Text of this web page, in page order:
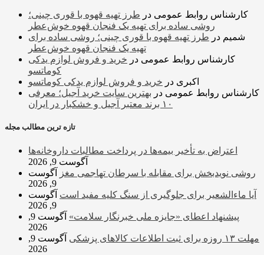
کارشناس روابط عمومی در طرز تهیه قهوه با قوری چینی؛
روشی ساده برای تهیه یک فنجان قهوه خوش‌عطر
شمیم در طرز تهیه قهوه با قوری چینی؛ روشی ساده برای
تهیه یک فنجان قهوه خوش‌عطر
کارشناس روابط عمومی در خرید و فروش لوازم یدکی
کوماتسو
اکبری در خرید و فروش لوازم یدکی کوماتسو
کارشناس روابط عمومی در بهترین سایت خرید آجیل؛ معرفی
۱۰ برند معتبر آجیل و خشکبار در ایران
تازه ترین مطالب مجله
اعتراض به تأخیر بیمه‌ها در پرداخت مطالبات داروخانه‌ها
آگوست 9, 2026
روشی نویدبخش برای مقابله با سرطان تهاجمی مغز
آگوست
9, 2026
آیا ماءالشعیر برای جلوگیری از سنگ کلیه مفید است آگوست
9, 2026
پیشنهاد اعطای «جایزه ملی خبرنگار سلامت»
آگوست 9,
2026
مهلت ۱۳ روزه برای ثبت اطلاعات کالاهای پزشکی
آگوست 9,
2026